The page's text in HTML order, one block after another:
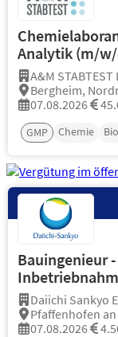
Analytik (m/
A&M
Bergheim,
07.08.2026
GMP Chemie
Bauingenieur
Daiichi Sankyo
Pfaffenhofen
07.08.2026